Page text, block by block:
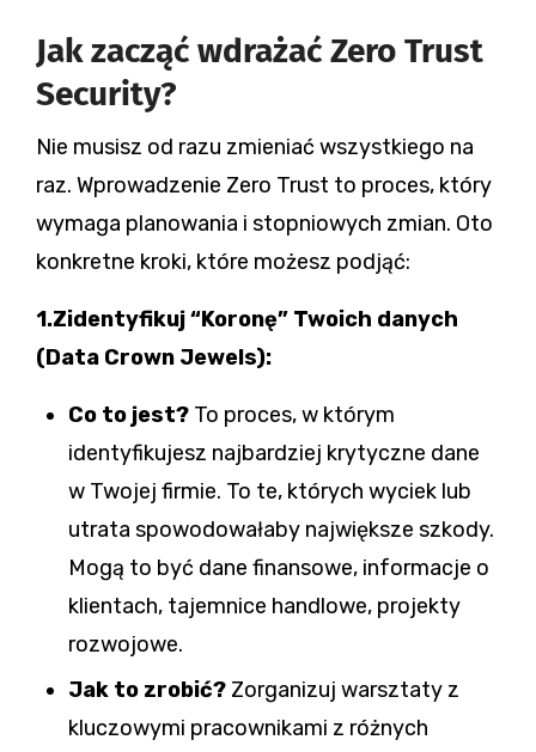
Jak zacząć wdrażać Zero Trust
Security?
Nie musisz od razu zmieniać wszystkiego na
raz. Wprowadzenie Zero Trust to proces, który
wymaga planowania i stopniowych zmian. Oto
konkretne kroki, które możesz podjąć:
1.Zidentyfikuj “Koronę” Twoich danych
(Data Crown Jewels):
Co to jest? To proces, w którym
identyfikujesz najbardziej krytyczne dane
w Twojej firmie. To te, których wyciek lub
utrata spowodowałaby największe szkody.
Mogą to być dane finansowe, informacje o
klientach, tajemnice handlowe, projekty
rozwojowe.
Jak to zrobić? Zorganizuj warsztaty z
kluczowymi pracownikami z różnych